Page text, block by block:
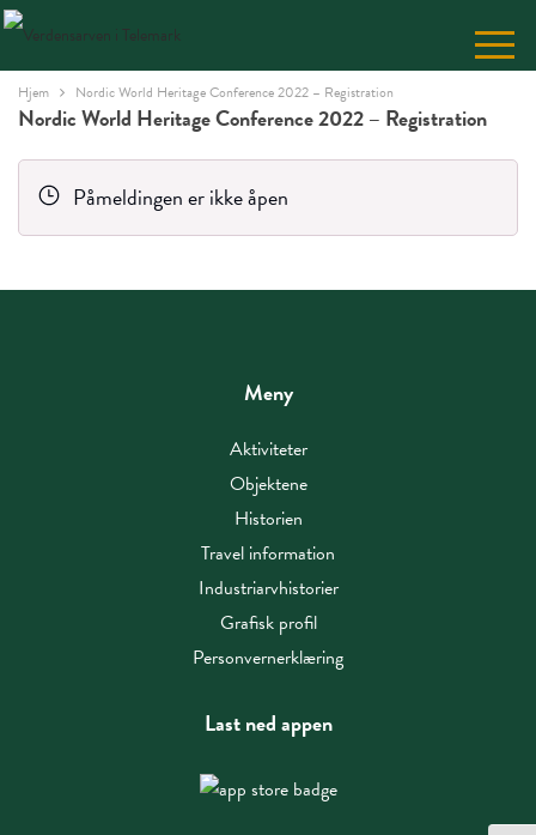
Skip
Content
Hjem Nordic World Heritage Conference 2022 – Registration
Nordic World Heritage Conference 2022 – Registration
Påmeldingen er ikke åpen
Meny
Aktiviteter
Objektene
Historien
Travel information
Industriarvhistorier
Grafisk profil
Personvernerklæring
Last ned appen